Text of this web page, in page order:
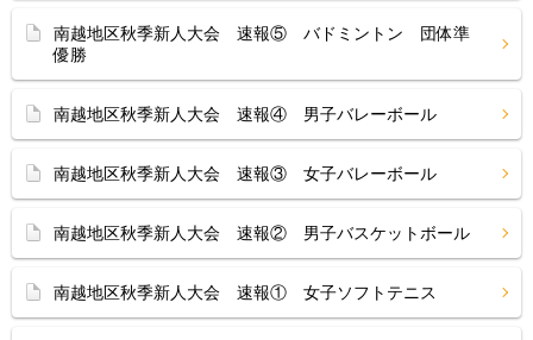
南越地区秋季新人大会 速報⑤ バドミントン 団体準
優勝
南越地区秋季新人大会 速報④ 男子バレーボール
南越地区秋季新人大会 速報③ 女子バレーボール
南越地区秋季新人大会 速報② 男子バスケットボール
南越地区秋季新人大会 速報① 女子ソフトテニス